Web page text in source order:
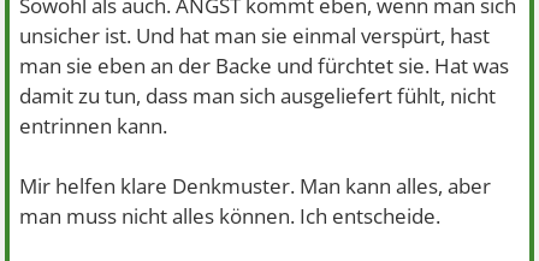
Sowohl als auch. ANGST kommt eben, wenn man sich
unsicher ist. Und hat man sie einmal verspürt, hast
man sie eben an der Backe und fürchtet sie. Hat was
damit zu tun, dass man sich ausgeliefert fühlt, nicht
entrinnen kann.
Mir helfen klare Denkmuster. Man kann alles, aber
man muss nicht alles können. Ich entscheide.